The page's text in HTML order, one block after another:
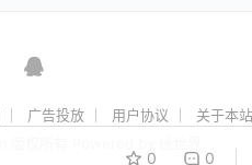
0 0
广告投放 用户协议
关于本站